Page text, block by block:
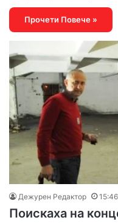
Прочети Повече »
Дежурен Редактор
Поискаха на